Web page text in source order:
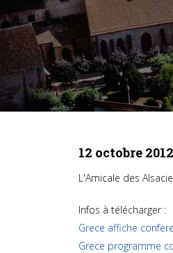
12 octobre
L'Amicale des
Infos à télécharger :
Grece affiche
Grece programme